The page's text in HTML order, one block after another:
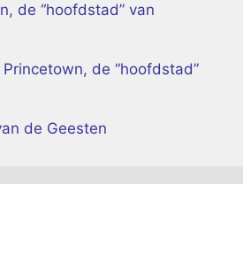
de “hoofdstad” van
Princetown, de “hoofdstad”
de Geesten